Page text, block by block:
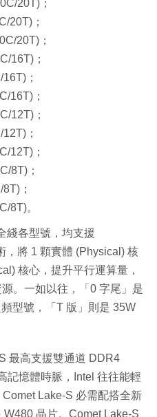
20T)；
20T)；
20T)；
16T)；
；
16T)；
12T)；
；
12T)；
8T)；
；
8T)。
綫各型號，均支援
，將 1 顆實體 (Physical) 核
核心，提升平行運算量，
。一如以往，「0 字尾」是
型號，「T 版」則是 35W
最高支援雙通道 DDR4
記憶體時脈，Intel 往往能輕
Lake-S 必需配搭全新
晶片。Comet Lake-S